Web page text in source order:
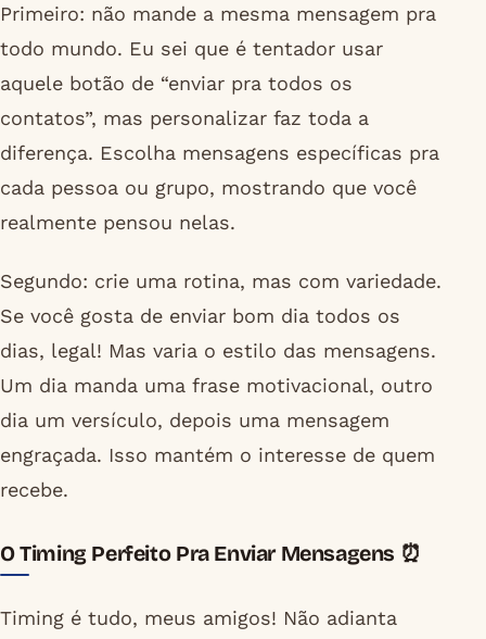
Primeiro: não mande a mesma mensagem pra
todo mundo. Eu sei que é tentador usar
aquele botão de “enviar pra todos os
contatos”, mas personalizar faz toda a
diferença. Escolha mensagens específicas pra
cada pessoa ou grupo, mostrando que você
realmente pensou nelas.
Segundo: crie uma rotina, mas com variedade.
Se você gosta de enviar bom dia todos os
dias, legal! Mas varia o estilo das mensagens.
Um dia manda uma frase motivacional, outro
dia um versículo, depois uma mensagem
engraçada. Isso mantém o interesse de quem
recebe.
O Timing Perfeito Pra Enviar Mensagens ⏰
Timing é tudo, meus amigos! Não adianta